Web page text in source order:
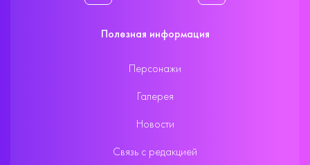
Полезная информация
Персонажи
Галерея
Новости
Связь с редакцией